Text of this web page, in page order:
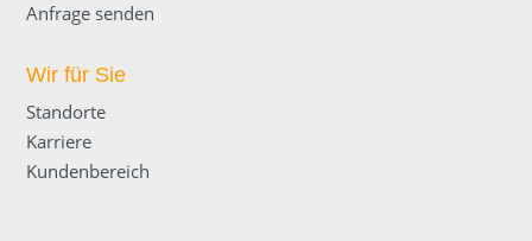
Anfrage senden
Wir für Sie
Standorte
Karriere
Kundenbereich